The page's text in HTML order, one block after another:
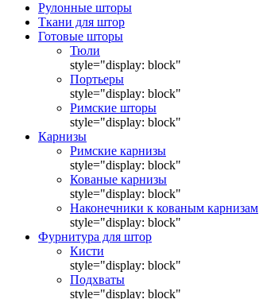
Рулонные шторы
Ткани для штор
Готовые шторы
Тюли
style="display: block"
Портьеры
style="display: block"
Римские шторы
style="display: block"
Карнизы
Римские карнизы
style="display: block"
Кованые карнизы
style="display: block"
Наконечники к кованым карнизам
style="display: block"
Фурнитура для штор
Кисти
style="display: block"
Подхваты
style="display: block"